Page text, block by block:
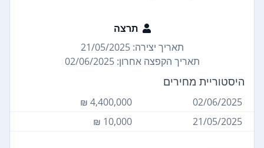
תרצה
תאריך יצירה: 21/05/2025
תאריך הקפצה אחרון: 02/06/2025
היסטוריית מחירים
02/06/2025
4,400,000 ₪
21/05/2025
10,000 ₪